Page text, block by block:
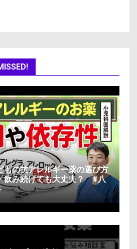
もの抗アレルギー薬の選び方
飲み続けても大丈夫？ #八